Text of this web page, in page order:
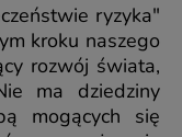
ryzyka"
kroku naszego
rozwój świata,
ma dziedziny
mogących się